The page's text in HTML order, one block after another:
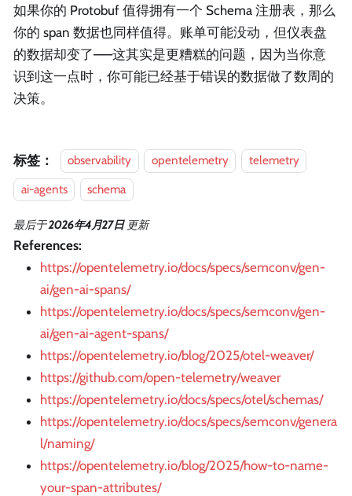
如果你的 Protobuf 值得拥有一个 Schema 注册表，那么
你的 span 数据也同样值得。账单可能没动，但仪表盘
的数据却变了——这其实是更糟糕的问题，因为当你意
识到这一点时，你可能已经基于错误的数据做了数周的
决策。
标签： observability opentelemetry
telemetry
ai-agents
schema
最后于2026年4月27日 更新
References:
https://opentelemetry.io/docs/specs/semconv/gen-
ai/gen-ai-spans/
https://opentelemetry.io/docs/specs/semconv/gen-
ai/gen-ai-agent-spans/
https://opentelemetry.io/blog/2025/otel-weaver/
https://github.com/open-telemetry/weaver
https://opentelemetry.io/docs/specs/otel/schemas/
https://opentelemetry.io/docs/specs/semconv/genera
l/naming/
https://opentelemetry.io/blog/2025/how-to-name-
your-span-attributes/